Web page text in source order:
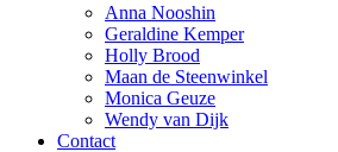
Anna Nooshin
Geraldine Kemper
Holly Brood
Maan de Steenwinkel
Monica Geuze
Wendy van Dijk
Contact